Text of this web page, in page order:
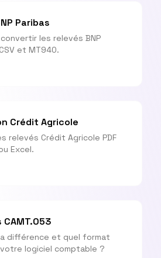
Paribas
les relevés BNP
et MT940.
Crédit Agricole
relevés Crédit Agricole PDF
Excel.
différence et quel format
logiciel comptable ?